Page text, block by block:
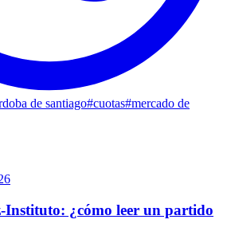
de santiago#cuotas#mercado de
Instituto: ¿cómo leer un partido